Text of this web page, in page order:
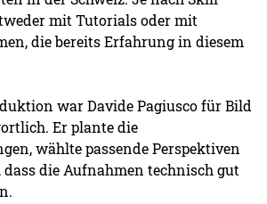
mit Tutorials oder mit
die bereits Erfahrung in diesem
war Davide Pagiusco für Bild
Er plante die
wählte passende Perspektiven
die Aufnahmen technisch gut